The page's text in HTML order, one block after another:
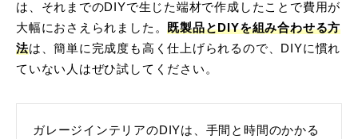
は、それまでのDIYで生じた端材で作成したことで費用が
大幅におさえられました。既製品とDIYを組み合わせる方
法は、簡単に完成度も高く仕上げられるので、DIYに慣れ
ていない人はぜひ試してください。
ガレージインテリアのDIYは、手間と時間のかかる